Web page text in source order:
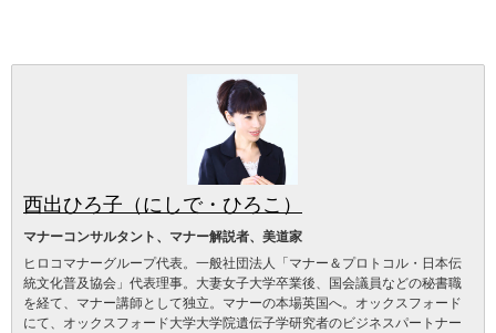
西出ひろ子（にしで・ひろこ）
マナーコンサルタント、マナー解説者、美道家
ヒロコマナーグループ代表。一般社団法人「マナー＆プロトコル・日本伝
統文化普及協会」代表理事。大妻女子大学卒業後、国会議員などの秘書職
を経て、マナー講師として独立。マナーの本場英国へ。オックスフォード
にて、オックスフォード大学大学院遺伝子学研究者のビジネスパートナー